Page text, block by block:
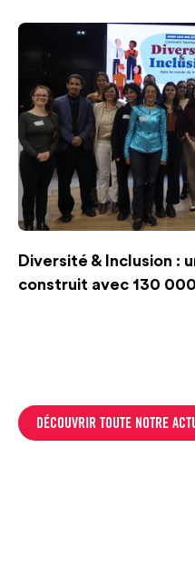
Diversité & Inclusion :
construit avec 130
DÉCOUVRIR TOUTE NOTRE